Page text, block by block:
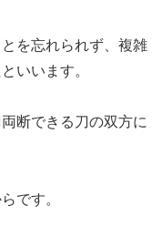
を忘れられず、複雑
いいます。
断できる刀の双方に
です。